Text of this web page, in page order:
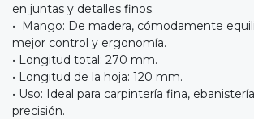
en juntas y detalles finos.
• Mango: De madera, cómodamente
mejor control y ergonomía.
• Longitud total: 270 mm.
• Longitud de la hoja: 120 mm.
• Uso: Ideal para carpintería fina,
precisión.